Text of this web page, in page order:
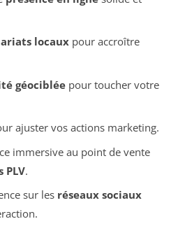
locauxpour accroître
géocibléepour toucher votre
ajuster vos actions marketing.
immersive au point de vente
PLV.
sur les réseaux sociaux